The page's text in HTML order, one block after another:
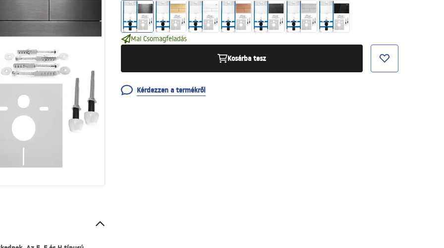
Mai Csomagfeladás
Kosárba tesz
Kérdezzen a termékről